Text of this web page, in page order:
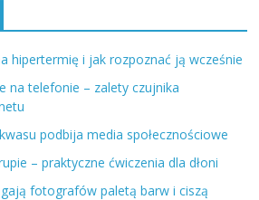
hipertermię i jak rozpoznać ją wcześnie
na telefonie – zalety czujnika
podbija media społecznościowe
– praktyczne ćwiczenia dla dłoni
fotografów paletą barw i ciszą